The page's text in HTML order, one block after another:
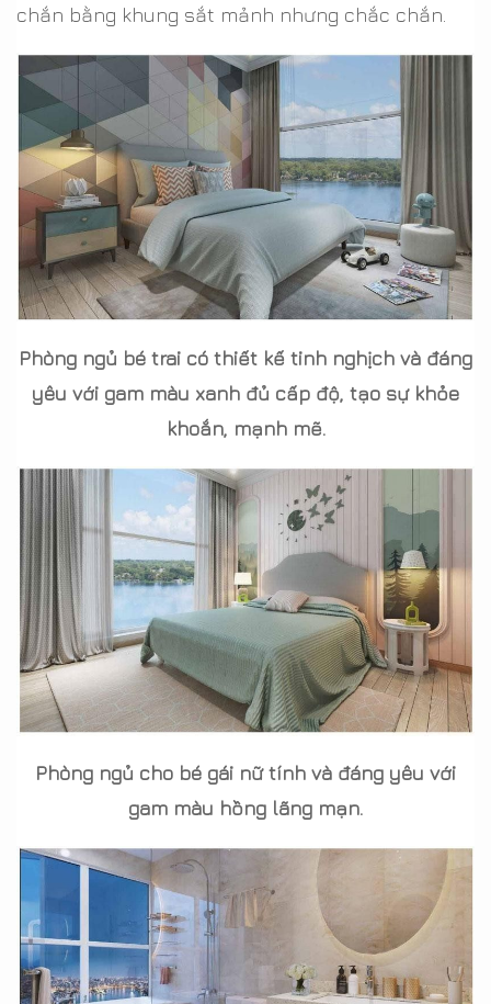
chắn bằng khung sắt mảnh nhưng chắc chắn.
Phòng ngủ bé trai có thiết kế tinh nghịch và đáng
yêu với gam màu xanh đủ cấp độ, tạo sự khỏe
khoắn, mạnh mẽ.
Phòng ngủ cho bé gái nữ tính và đáng yêu với
gam màu hồng lãng mạn.